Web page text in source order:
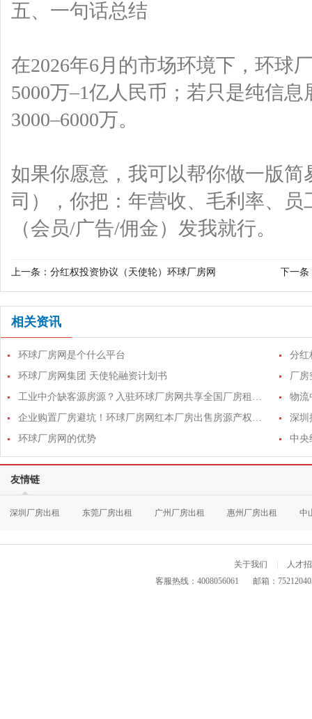
五、一句话总结
在2026年6月的市场环境下，环球
5000万–1亿人民币；若只是纯信
3000–6000万。
如果你愿意，我可以帮你做一版简
司），你把：年营收、毛利率、
（会员/广告/佣金）发我就行。
上一条： 分红权投资协议（天使轮）环球厂房网 下一条
相关资讯
环球厂房网是个什么平台
分红
环球厂房网集团 天使轮融资计划书
工业中介缺客源房源？入驻环球厂房网共享全国厂房租售资源库
企业购置厂房避坑！环球厂房网红本厂房出售房源产权核验齐全
深圳
环球厂房网的优势
友情链
深圳厂房出租 东莞厂房出租 广州厂房出租 惠州厂房出租 中
关于我们
人才
客服热线：4008056061
邮箱：